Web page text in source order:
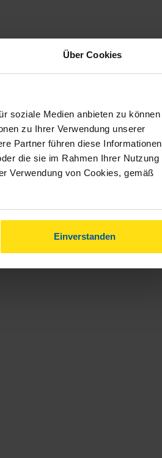
Über Cookies
soziale Medien anbieten zu können
zu Ihrer Verwendung unserer
Partner führen diese Informationen
die sie im Rahmen Ihrer Nutzung
Verwendung von Cookies, gemäß
Einverstanden